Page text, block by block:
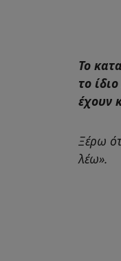
Το
το
έχουν
Ξέρω
λέω».